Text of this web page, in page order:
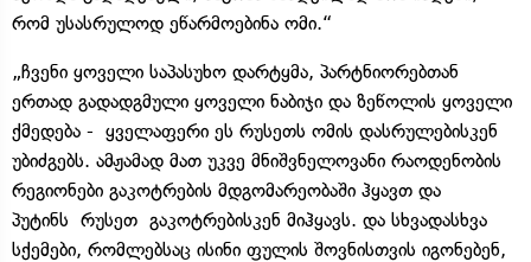
რომ უსასრულოდ ეწარმოებინა ომი.“
„ჩვენი ყოველი საპასუხო დარტყმა, პარტნიორებთან
ერთად გადადგმული ყოველი ნაბიჯი და ზეწოლის ყოველი
ქმედება - ყველაფერი ეს რუსეთს ომის დასრულებისკენ
უბიძგებს. ამჟამად მათ უკვე მნიშვნელოვანი რაოდენობის
რეგიონები გაკოტრების მდგომარეობაში ჰყავთ და
პუტინს რუსეთ გაკოტრებისკენ მიჰყავს. და სხვადასხვა
სქემები, რომლებსაც ისინი ფულის შოვნისთვის იგონებენ,